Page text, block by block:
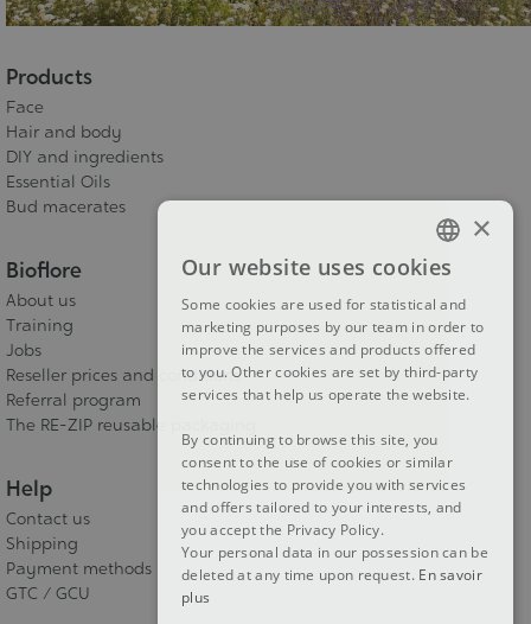
Products
Face
Hair and body
DIY and ingredients
Essential Oils
Bud macerates
Bioflore
About us
Training
Jobs
Reseller prices and conditions
Referral program
The RE-ZIP reusable packaging
Help
Contact us
Shipping
Payment methods
GTC / GCU
FRENCH
DUTCH
ENGLISH
×
Our website uses cookies
Some cookies are used for statistical and
marketing purposes by our team in order to
improve the services and products offered
to you. Other cookies are set by third-party
services that help us operate the website.
By continuing to browse this site, you
consent to the use of cookies or similar
technologies to provide you with services
and offers tailored to your interests, and
you accept the Privacy Policy.
Your personal data in our possession can be
deleted at any time upon request. En savoir
plus